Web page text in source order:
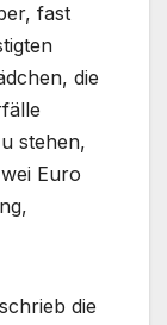
fast
die
stehen,
Euro
die